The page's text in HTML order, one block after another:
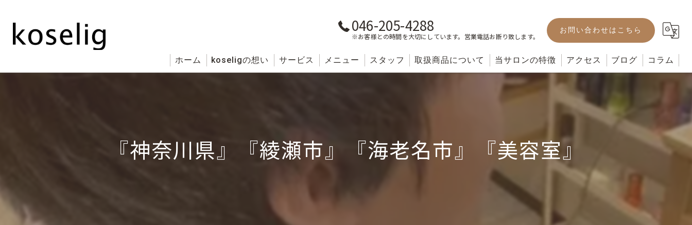
046-205-4288
※お客様との時間を大切にしています。営業電話お断り致します。
お問い合わせはこちら
ホーム koseligの想い サービス メニュー スタッフ 取扱商品について 当サロンの特徴
パーマ
トリートメント
アクセス ブログ コラム
『神奈川県』『綾瀬市』『海老名市』『美容室』